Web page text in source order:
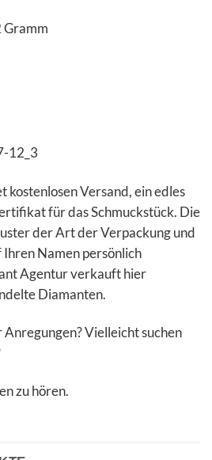
Gramm
12_3
kostenlosen Versand, ein edles
für das Schmuckstück. Die
der Art der Verpackung und
Namen persönlich
Agentur verkauft hier
Diamanten.
Anregungen? Vielleicht suchen
zu hören.